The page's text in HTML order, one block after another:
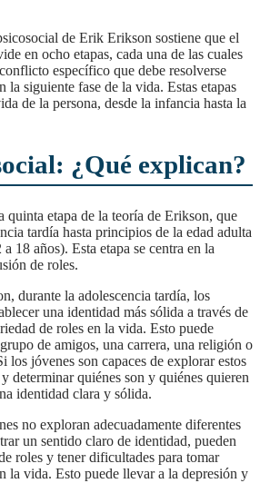
en ocho etapas, cada una de las cuales
específico que debe resolverse
la siguiente fase de la vida. Estas etapas
de la persona, desde la infancia hasta la
¿Qué explican?
tardía hasta principios de la edad adulta
18 años). Esta etapa se centra en la
de roles.
una identidad más sólida a través de
de roles en la vida. Esto puede
de amigos, una carrera, una religión o
los jóvenes son capaces de explorar estos
determinar quiénes son y quiénes quieren
identidad clara y sólida.
un sentido claro de identidad, pueden
roles y tener dificultades para tomar
la vida. Esto puede llevar a la depresión y